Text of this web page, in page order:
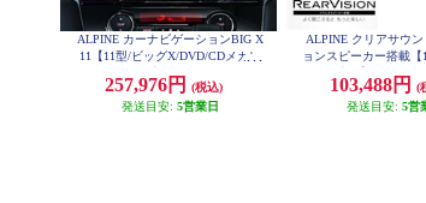
ALPINE カーナビゲーションBIG X
11【11型/ビッグX/DVD/CDメカレ
ジ後】 EX11NX2S-D5-1-AR
257,976円
(税込)
発送目安: 5営業日
ALPINE クリアサウ
ョンスピーカー搭載【
103,488円
(
発送目安: 5営